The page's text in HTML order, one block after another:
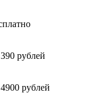
рублей
рублей